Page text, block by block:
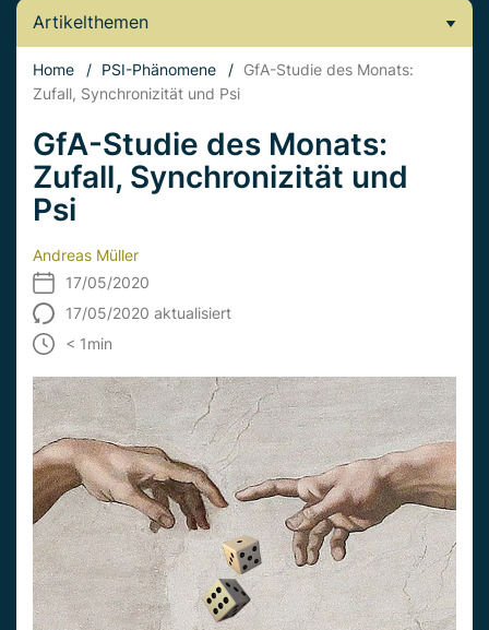
Artikelthemen
Home / PSI-Phänomene / GfA-Studie des Monats:
Zufall, Synchronizität und Psi
GfA-Studie des Monats:
Zufall, Synchronizität und
Psi
Andreas Müller
17/05/2020
17/05/2020 aktualisiert
< 1min